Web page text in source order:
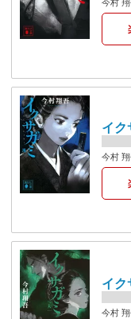
今村
イ
今村
イ
今村